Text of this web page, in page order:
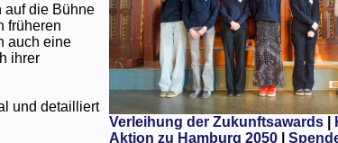
auf die Bühne
früheren
auch eine
ihrer
und detailliert
Verleihung der Zukunftsawards|
Aktion zu Hamburg 2050